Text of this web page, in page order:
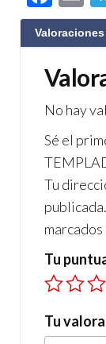
ac
e
b
o
o
k
m
Valoraciones
No hay
Sé el
Tu
publicada.
marcados
Tu
Tu